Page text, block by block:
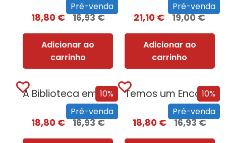
Pré-venda
18,80€ 16,93€
Adicionar ao
carrinho
Pré-venda
21,10€ 19,00€
Adicionar ao
carrinho
10%
Pré-venda
A Biblioteca em Chamas
18,80€ 16,93€
10%
Pré-venda
Temos um Encontro (Outra Vez)
18,80€ 16,93€